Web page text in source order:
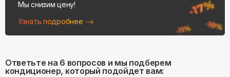
Мы снизим цену!
Узнать подробнее
Ответьте на 6 вопросов и мы подберем
кондиционер, который подойдет вам: